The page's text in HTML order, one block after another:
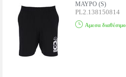
ΜΑΥΡΟ (S)
PL2.138150814
Αμεσα διαθέσιμο